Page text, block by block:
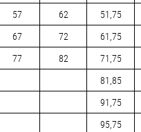
57 62 51,75
67 72 61,75
77 82 71,75
81,85
91,75
95,75